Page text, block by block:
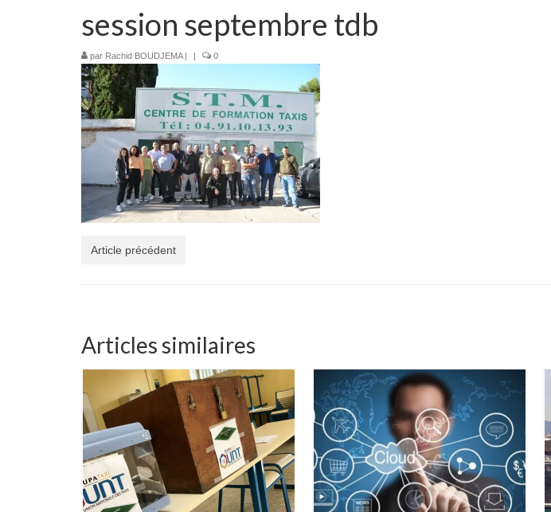
session septembre tdb
par Rachid BOUDJEMA| | 0
Article précédent
Articles similaires